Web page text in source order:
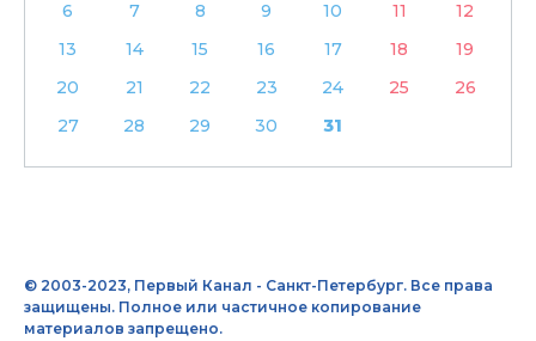
6
7 8 9 10 11
12
13
14 15 16 17 18
19
20
21 22 23 24 25
26
27
28 29 30 31
© 2003-2023, Первый Канал - Санкт-Петербург. Все права
защищены. Полное или частичное копирование
материалов запрещено.